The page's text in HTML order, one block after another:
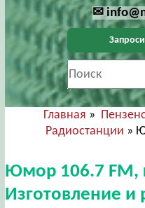
✉
Главная »
Радиостанции »
Юмор 106.7 FM,
Изготовление